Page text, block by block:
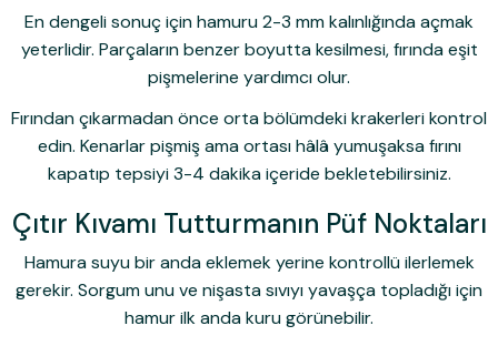
En dengeli sonuç için hamuru 2-3 mm kalınlığında açmak
yeterlidir. Parçaların benzer boyutta kesilmesi, fırında eşit
pişmelerine yardımcı olur.
Fırından çıkarmadan önce orta bölümdeki krakerleri kontrol
edin. Kenarlar pişmiş ama ortası hâlâ yumuşaksa fırını
kapatıp tepsiyi 3-4 dakika içeride bekletebilirsiniz.
Çıtır Kıvamı Tutturmanın Püf Noktaları
Hamura suyu bir anda eklemek yerine kontrollü ilerlemek
gerekir. Sorgum unu ve nişasta sıvıyı yavaşça topladığı için
hamur ilk anda kuru görünebilir.